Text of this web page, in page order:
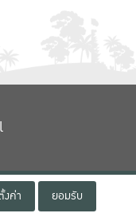
งค่า ยอมรับ